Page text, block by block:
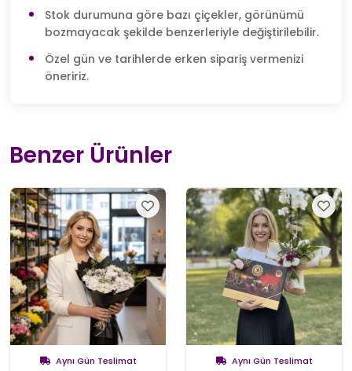
Stok durumuna göre bazı çiçekler, görünümü
bozmayacak şekilde benzerleriyle değiştirilebilir.
Özel gün ve tarihlerde erken sipariş vermenizi
öneririz.
Benzer Ürünler
Aynı Gün Teslimat Aynı Gün Teslimat